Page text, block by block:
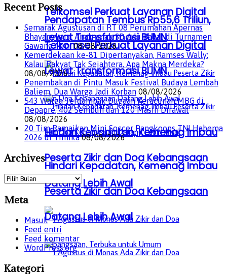
Telkomsel Perkuat Layanan Digital
Lewat Transformasi BUMN
Hindari Kepadatan, Kemenag Imbau
Peserta Zikir dan Doa Kebangsaan
Datang Lebih Awal
Pendapatan Tembus Rp55,6 Triliun,
Telkomsel Perkuat Layanan Digital
Lewat Transformasi BUMN
Hindari Kepadatan, Kemenag Imbau
Peserta Zikir dan Doa Kebangsaan
Datang Lebih Awal
Recent Posts
Semarak Agustusan di RT 08 Perumahan Apernas
Bhayangkara, Anak-anak SD Adu Bakat di Turnamen
Gawang Mini 08/08/2026
Kemerdekaan ke-81 Dipertanyakan, Ramses Wally:
Kalau Rakyat Tak Sejahtera, Apa Makna Merdeka?
08/08/2026
Penembakan di Pintu Masuk Festival Budaya Lembah
Baliem, Dua Warga Jadi Korban 08/08/2026
543 Warga Terdampak Dugaan Keracunan MBG di
Depapre, 402 Sembuh dan 120 Masih Dirawat
08/08/2026
20 Tim Ramaikan Mini Soccer Pangkoops TNI Habema
2026 di Timika 08/08/2026
Archives
Archives
Meta
Masuk
Feed entri
Feed komentar
WordPress.org
Kategori